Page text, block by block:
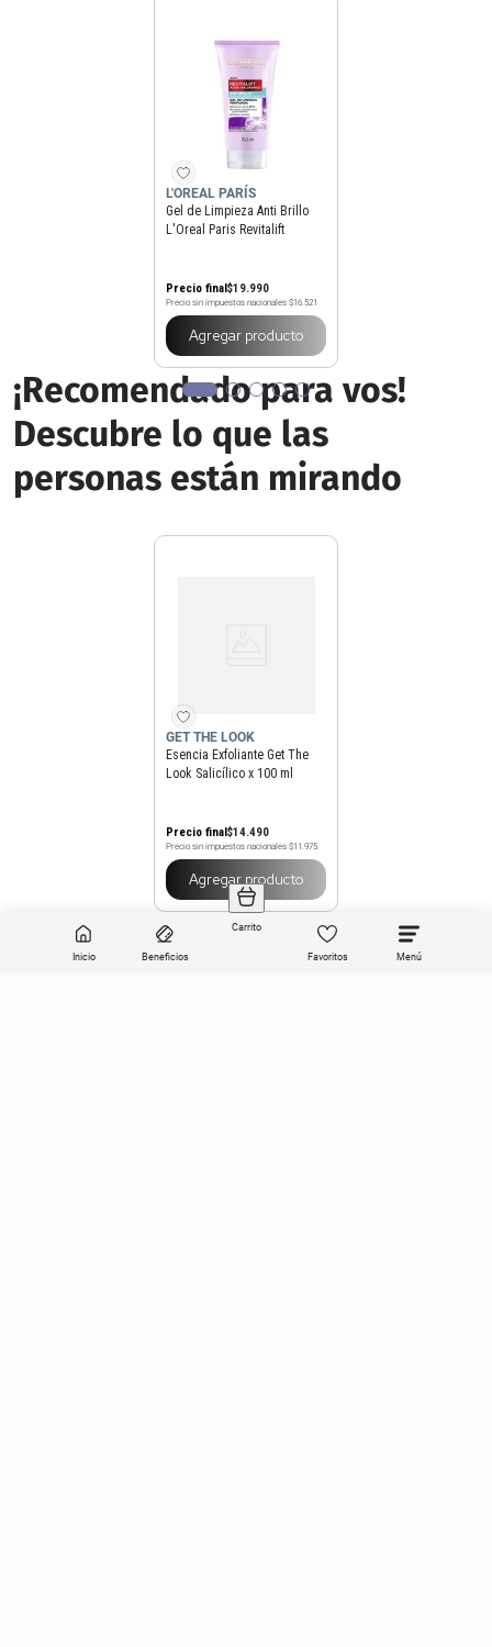
Inicio Beneficios
Carrito
Favoritos
L'OREAL PARÍS
Gel de Limpieza Anti Brillo
L'Oreal Paris Revitalift
Precio final$19.990
Precio sin impuestos nacionales $16.521
Agregar producto
¡Recomendado para vos!
Descubre lo que las
personas están mirando
GET THE LOOK
Esencia Exfoliante Get The
Look Salicílico x 100 ml
Precio final$14.490
Precio sin impuestos nacionales $11.975
Agregar producto